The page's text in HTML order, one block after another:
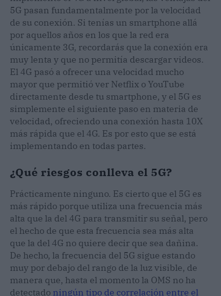
5G pasan fundamentalmente por la velocidad
de su conexión. Si tenías un smartphone allá
por aquellos años en los que la red era
únicamente 3G, recordarás que la conexión era
muy lenta y que no permitía descargar videos.
El 4G pasó a ofrecer una velocidad mucho
mayor que permitió ver Netflix o YouTube
directamente desde tu smartphone, y el 5G es
simplemente el siguiente paso en materia de
velocidad, ofreciendo una conexión hasta 10X
más rápida que el 4G. Es por esto que se está
implementando en todas partes.
¿Qué riesgos conlleva el 5G?
Prácticamente ninguno. Es cierto que el 5G es
más rápido porque utiliza una frecuencia más
alta que la del 4G para transmitir su señal, pero
el hecho de que esta frecuencia sea más alta
que la del 4G no quiere decir que sea dañina.
De hecho, la frecuencia del 5G sigue estando
muy por debajo del rango de la luz visible, de
manera que, hasta el momento la OMS no ha
detectado ningún tipo de correlación entre el